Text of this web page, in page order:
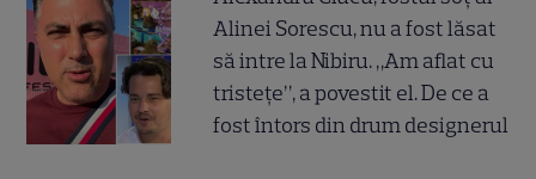
Alinei Sorescu, nu a fost lăsat
să intre la Nibiru. „Am aflat cu
tristețe”, a povestit el. De ce a
fost întors din drum designerul